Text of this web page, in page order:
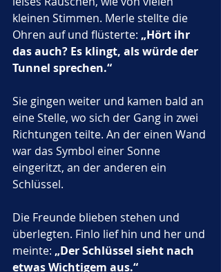
kleinen Stimmen. Merle stellte die
Ohren auf und flüsterte: „Hört ihr
das auch? Es klingt, als würde der
Tunnel sprechen.“
Sie gingen weiter und kamen bald an
eine Stelle, wo sich der Gang in zwei
Richtungen teilte. An der einen Wand
war das Symbol einer Sonne
eingeritzt, an der anderen ein
Schlüssel.
Die Freunde blieben stehen und
überlegten. Finlo lief hin und her und
meinte: „Der Schlüssel sieht nach
etwas Wichtigem aus.“